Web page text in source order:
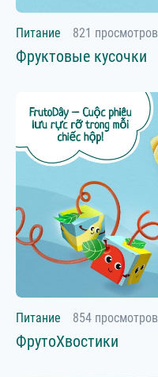
Питание 821 просмотров
Фруктовые кусочки
Питание 854 просмотров
ФрутоХвостики